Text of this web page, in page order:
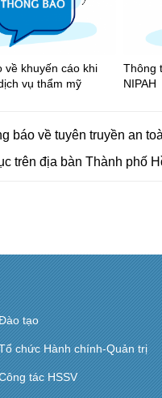
về khuyến cáo khi
vụ thẩm mỹ
Thông
NIPAH
báo về tuyên truyền an
trên địa bàn Thành phố
tạo
chức Hành chính-Quản trị
tác HSSV